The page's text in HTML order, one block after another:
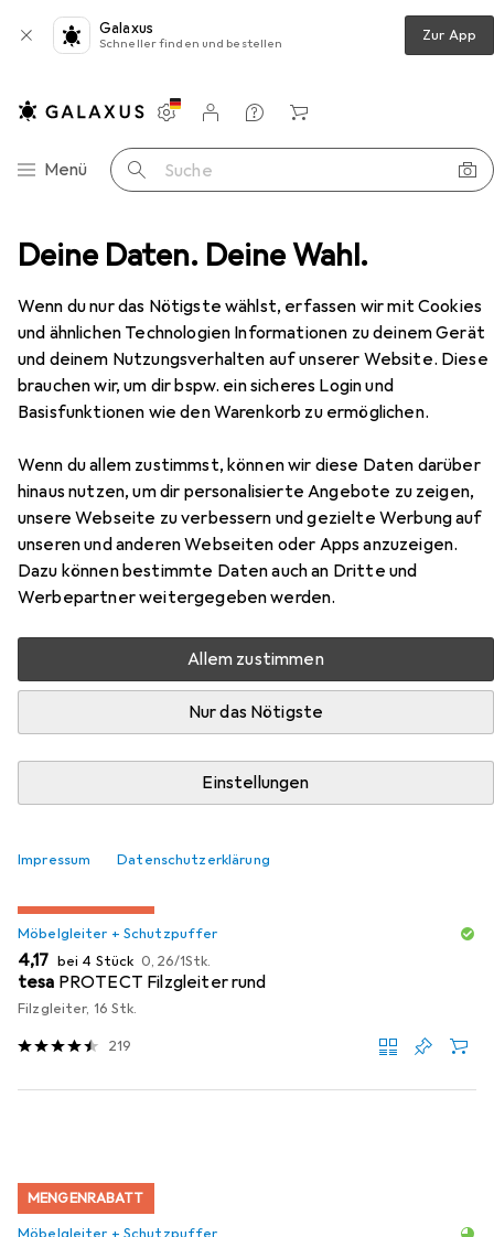
Deine Daten. Deine Wahl.
Wenn du nur das Nötigste wählst, erfassen wir mit Cookies
und ähnlichen Technologien Informationen zu deinem Gerät
und deinem Nutzungsverhalten auf unserer Website. Diese
brauchen wir, um dir bspw. ein sicheres Login und
Basisfunktionen wie den Warenkorb zu ermöglichen.
Wenn du allem zustimmst, können wir diese Daten darüber
hinaus nutzen, um dir personalisierte Angebote zu zeigen,
unsere Webseite zu verbessern und gezielte Werbung auf
unseren und anderen Webseiten oder Apps anzuzeigen.
Dazu können bestimmte Daten auch an Dritte und
Werbepartner weitergegeben werden.
Allem zustimmen
Nur das Nötigste
Einstellungen
Impressum Datenschutzerklärung
Galaxus
Schneller finden und bestellen Zur App
Navigation nach Kategorien
Menü Suche
Einstellungen
Kundenkonto
Vergleichslisten
Merklisten
Warenkorb
Regal Vicco Küchenunterschrank R-Line
EUR
137,92
ViccoKüchenunterschrank R-Line
30 x 46 x 81.60 cm
Zubehör für Vicco
Küchenunterschrank R-Line
Hier findest du passendes Zubehör zum Produkt Vicco
Küchenunterschrank R-Line aus der Kategorie
Möbelgleiter + Schutzpuffer.
Relevanz
Produktliste
Möbelgleiter + Schutzpuffer
EUR
4,17 bei 4 Stück EUR
0,26/1Stk.
tesa PROTECT Filzgleiter rund
Filzgleiter, 16 Stk.
219
MENGENRABATT